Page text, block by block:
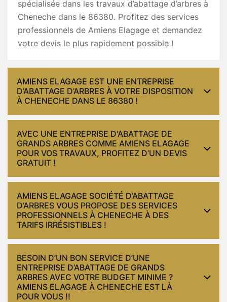
spécialisée dans les travaux d’abattage d’arbres à
Cheneche dans le 86380. Profitez des services
professionnels de Amiens Elagage et demandez
votre devis le plus rapidement possible !
AMIENS ELAGAGE EST UNE ENTREPRISE
D’ABATTAGE D’ARBRES À VOTRE DISPOSITION
À CHENECHE DANS LE 86380 !
AVEC UNE ENTREPRISE D'ABATTAGE DE
GRANDS ARBRES COMME AMIENS ELAGAGE
POUR VOS TRAVAUX, PROFITEZ D’UN DEVIS
GRATUIT !
AMIENS ELAGAGE SOCIÉTÉ D’ABATTAGE
D’ARBRES VOUS PROPOSE DES SERVICES
PROFESSIONNELS À CHENECHE À DES
TARIFS IRRÉSISTIBLES !
BESOIN D’UN BON SERVICE D’UNE
ENTREPRISE D’ABATTAGE DE GRANDS
ARBRES AVEC VOTRE BUDGET MINIME ?
AMIENS ELAGAGE À CHENECHE EST LÀ
POUR VOUS !!